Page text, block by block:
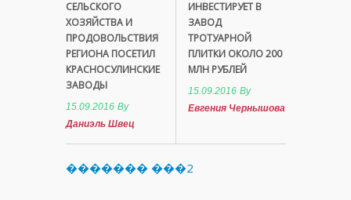
СЕЛЬСКОГО
ХОЗЯЙСТВА И
ПРОДОВОЛЬСТВИЯ
РЕГИОНА ПОСЕТИЛ
КРАСНОСУЛИНСКИЕ
ЗАВОДЫ
15.09.2016 By
Даниэль Швец
ИНВЕСТИРУЕТ В
ЗАВОД
ТРОТУАРНОЙ
ПЛИТКИ ОКОЛО 200
МЛН РУБЛЕЙ
15.09.2016 By
Евгения Чернышова
������� ���2